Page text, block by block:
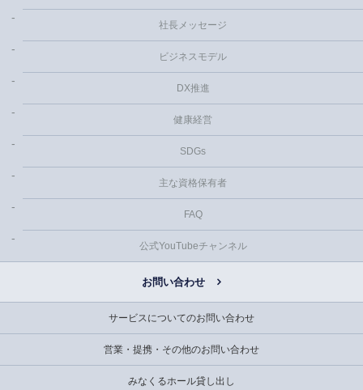
社長メッセージ
ビジネスモデル
DX推進
健康経営
SDGs
主な資格保有者
FAQ
公式YouTubeチャンネル
お問い合わせ
サービスについてのお問い合わせ
営業・提携・その他のお問い合わせ
みなくるホール貸し出し